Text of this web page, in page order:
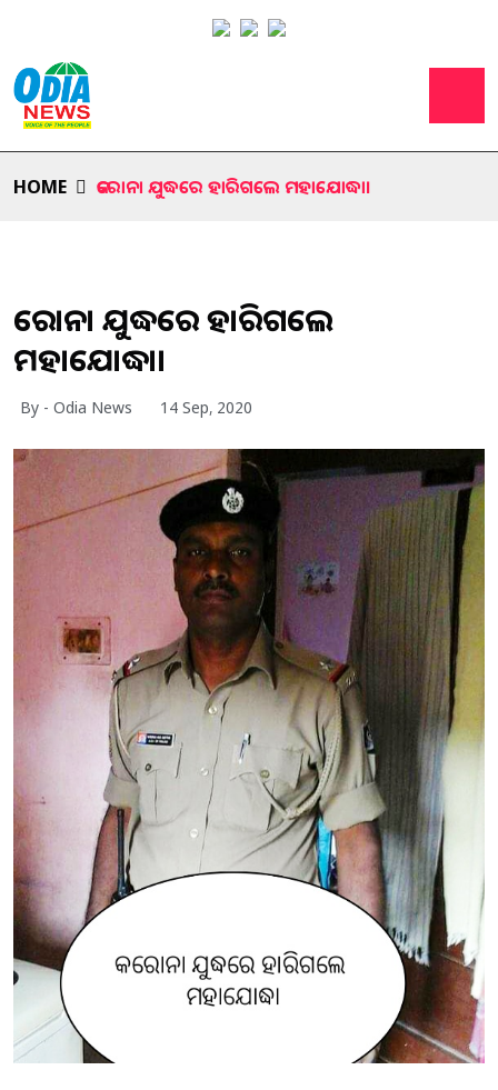
HOME କରୋନା ଯୁଦ୍ଧରେ ହାରିଗଲେ ମହାଯୋଦ୍ଧା।
କରୋନା ଯୁଦ୍ଧରେ ହାରିଗଲେ
ମହାଯୋଦ୍ଧା।
By - Odia News 14 Sep, 2020